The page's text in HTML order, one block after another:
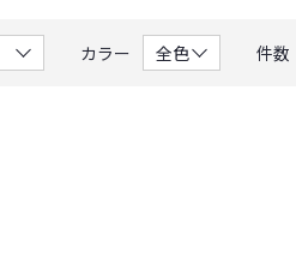
カラー 件数